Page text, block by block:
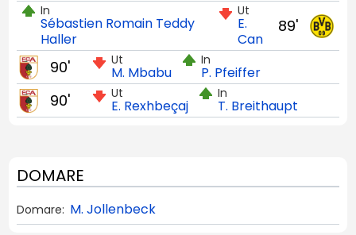
89'
Ut
E.
Can
In
Sébastien Romain Teddy
Haller
Ut
M. Mbabu
In
P. Pfeiffer
90'
Ut
E. Rexhbeçaj
In
T. Breithaupt
90'
DOMARE
Domare: M. Jollenbeck